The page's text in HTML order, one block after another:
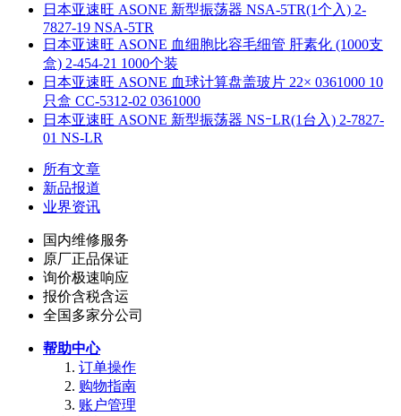
日本亚速旺 ASONE 新型振荡器 NSA-5TR(1个入) 2-
7827-19 NSA-5TR
日本亚速旺 ASONE 血细胞比容毛细管 肝素化 (1000支
盒) 2-454-21 1000个装
日本亚速旺 ASONE 血球计算盘盖玻片 22× 0361000 10
只盒 CC-5312-02 0361000
日本亚速旺 ASONE 新型振荡器 NSｰLR(1台入) 2-7827-
01 NS-LR
所有文章
新品报道
业界资讯
国内维修服务
原厂正品保证
询价极速响应
报价含税含运
全国多家分公司
帮助中心
订单操作
购物指南
账户管理